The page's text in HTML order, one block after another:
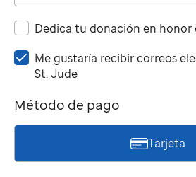
Dedica tu donación en honor
Me
gustaría
correos
Jude
Me gustaría recibir correos
St. Jude
Método de pago
Tarjeta